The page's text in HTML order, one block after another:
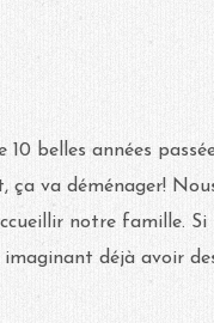
10 belles années
ça va déménager!
notre famille. Si
déjà avoir